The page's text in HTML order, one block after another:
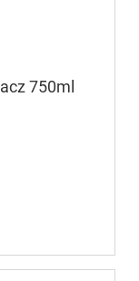
750ml